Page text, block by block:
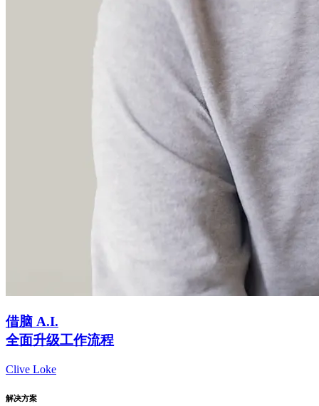
借脑 A.I.
全面升级工作流程
Clive Loke
解决方案